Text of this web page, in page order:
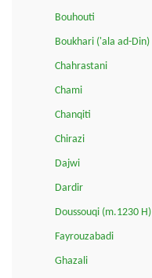
Bouhouti
Boukhari ('ala ad-Din)
Chahrastani
Chami
Chanqiti
Chirazi
Dajwi
Dardir
Doussouqi (m.1230 H)
Fayrouzabadi
Ghazali